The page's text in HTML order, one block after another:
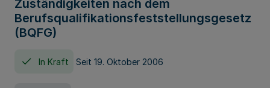
Zuständigkeiten nach dem
Berufsqualifikationsfeststellungsgesetz
(BQFG)
In Kraft Seit 19. Oktober 2006